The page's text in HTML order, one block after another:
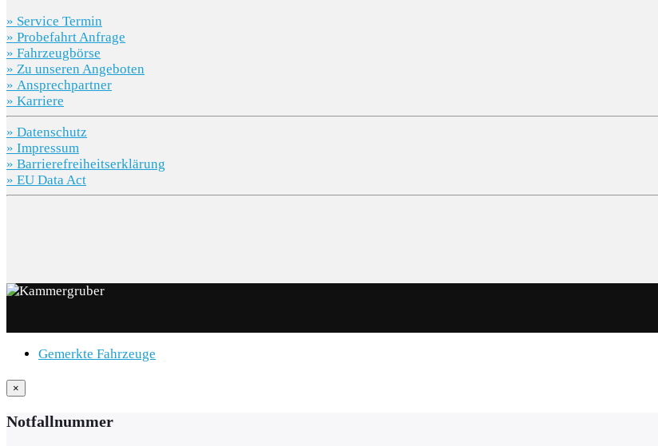
» Service Termin
» Probefahrt Anfrage
» Fahrzeugbörse
» Zu unseren Angeboten
» Ansprechpartner
» Karriere
» Datenschutz
» Impressum
» Barrierefreiheitserklärung
» EU Data Act
Gemerkte Fahrzeuge
×
Notfallnummer